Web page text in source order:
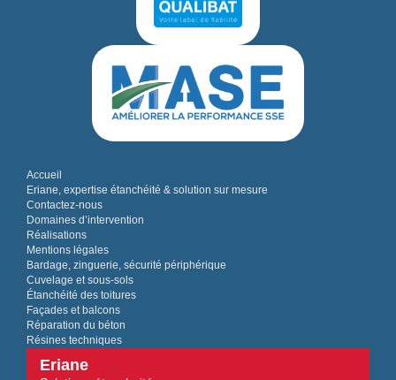
Accueil
Eriane, expertise étanchéité & solution sur mesure
Contactez-nous
Domaines d’intervention
Réalisations
Mentions légales
Bardage, zinguerie, sécurité périphérique
Cuvelage et sous-sols
Étanchéité des toitures
Façades et balcons
Réparation du béton
Résines techniques
Eriane